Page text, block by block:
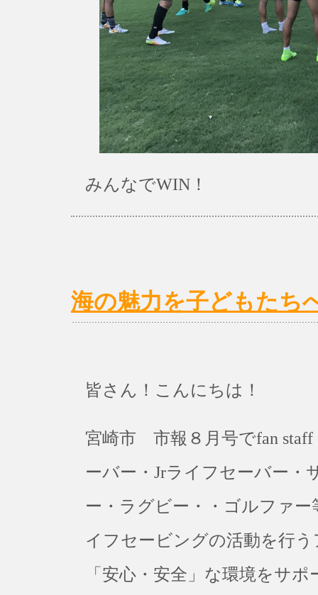
みんなでWIN！
海の魅力を子どもたち
皆さん！こんにちは！
宮崎市 市報８月号でfan
ーバー・Jrライフセーバー・
ー・ラグビー・・ゴルファ
イフセービングの活動を行
「安心・安全」な環境をサ